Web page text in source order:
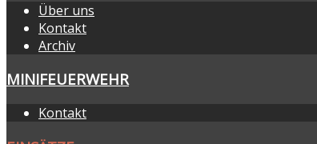
Über uns
Kontakt
Archiv
MINIFEUERWEHR
Kontakt